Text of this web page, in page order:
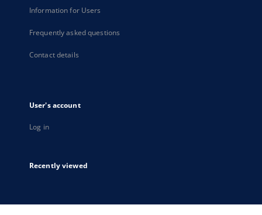
Information for Users
Frequently asked questions
Contact details
User's account
Log in
Recently viewed